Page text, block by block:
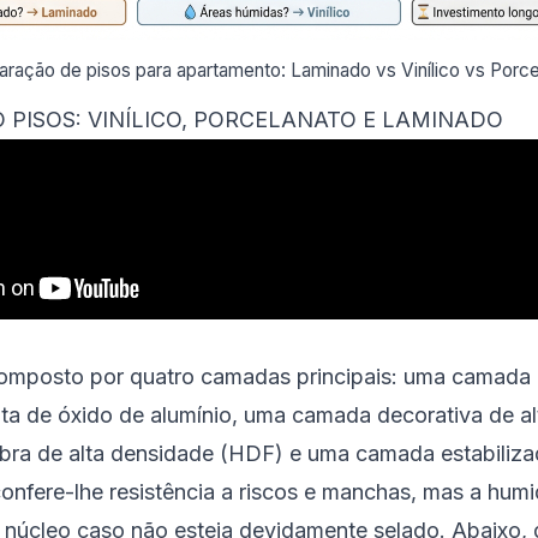
de pisos para apartamento: Laminado vs Vinílico vs
PISOS: VINÍLICO, PORCELANATO E LAMINADO
por quatro camadas principais: uma
de óxido de alumínio, uma camada decorativa de
de alta densidade (HDF) e uma camada
lhe resistência a riscos e manchas, mas a
caso não esteja devidamente selado. Abaixo,